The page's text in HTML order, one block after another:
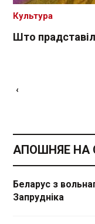
Што
Культура
‹
АПОШНЯЕ НА
Беларус з
Запрудніка